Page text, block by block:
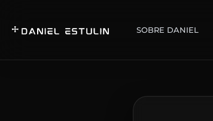
SOBRE DANIEL